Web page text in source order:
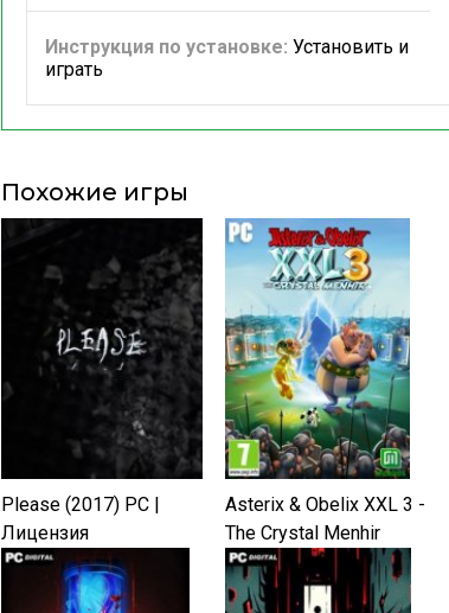
Инструкция по установке: Установить и
играть
Похожие игры
Please (2017) PC |
Лицензия
Asterix & Obelix XXL 3 -
The Crystal Menhir